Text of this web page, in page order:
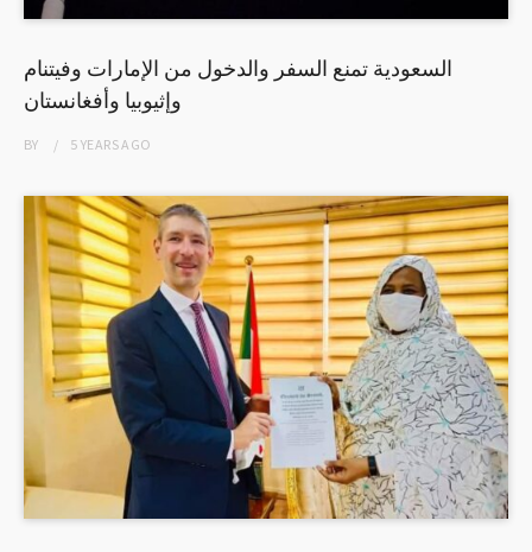
السعودية تمنع السفر والدخول من الإمارات وفيتنام
وإثيوبيا وأفغانستان
BY 5 YEARSAGO